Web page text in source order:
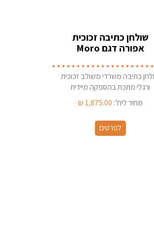
שולחן כתיבה זכוכית
אפורה דגם Moro
כתיבה משרדי משולב זכוכית
ורגלי מתכת בהספקה מיידית
מהמלאימחיר ליח’: 1,875.00
₪
לפרטים